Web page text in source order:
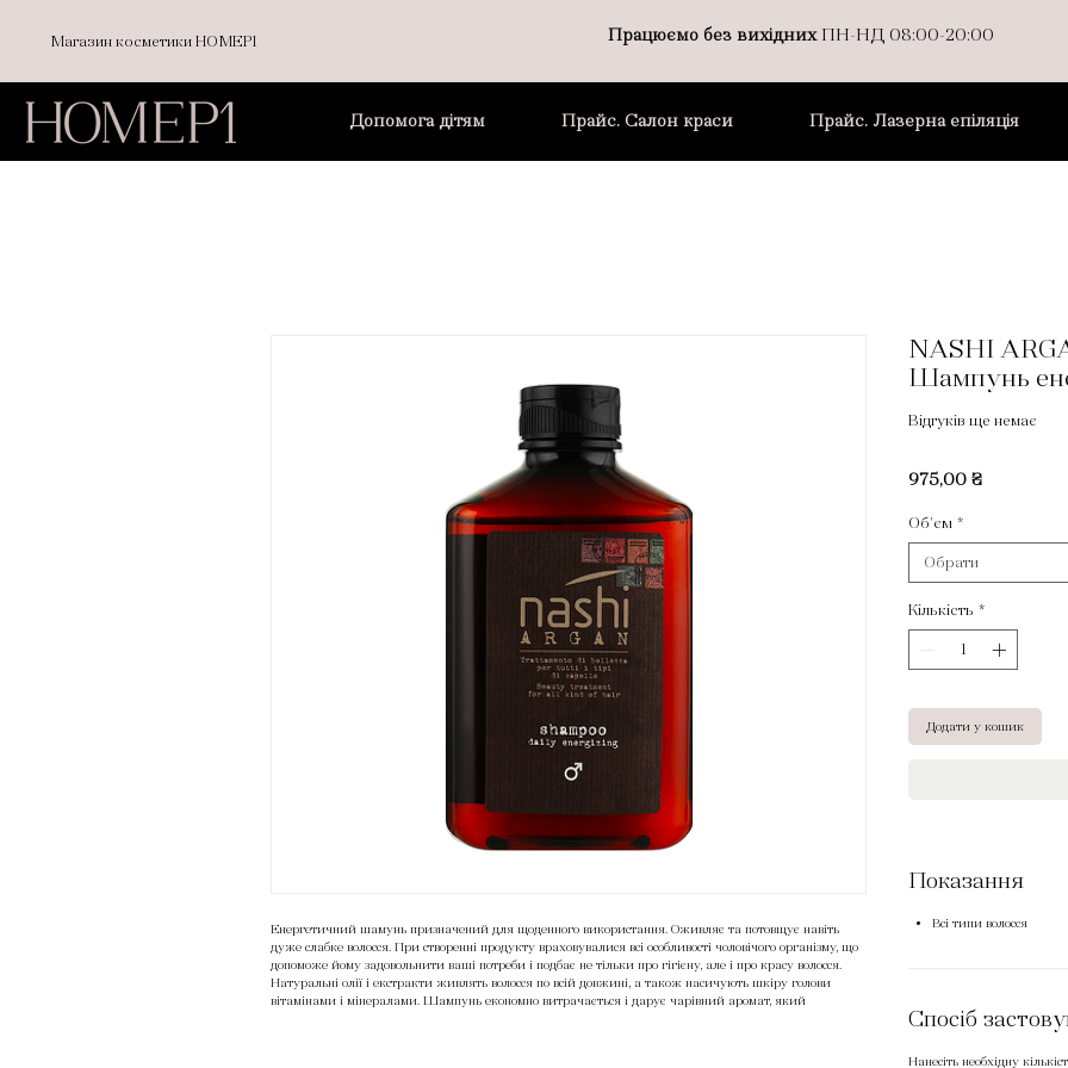
Магазин косметики НОМЕР1 Працюємо без вихіднихПН-НД 08:00-20:00
Допомога дітям Прайс. Салон краси Прайс. Лазерна епіляція
Енергетичний шамунь призначений для щоденного використання. Оживляє та потовщує навіть
дуже слабке волосся. При створенні продукту враховувалися всі особливості чоловічого організму, що
допоможе йому задовольнити ваші потреби і подбає не тільки про гігієну, але і про красу волосся.
Натуральні олії і екстракти живлять волосся по всій довжині, а також насичують шкіру голови
вітамінами і мінералами. Шампунь економно витрачається і дарує чарівний аромат, який
NASHI
Шампунь
Відгуків ще немає
975,00 ₴Ціна
Об'єм *
Обрати
Кількість *
Додати у кошик
Показання
Всі типи волосся
Спосіб
Нанесіть необхідну